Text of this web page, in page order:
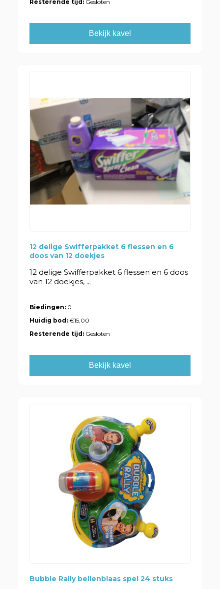
Resterende tijd: Gesloten
Bekijk kavel
12 delige Swifferpakket 6 flessen en 6
doos van 12 doekjes
12 delige Swifferpakket 6 flessen en 6 doos
van 12 doekjes, ...
Biedingen: 0
Huidig bod:€15,00
Resterende tijd: Gesloten
Bekijk kavel
Bubble Rally bellenblaas spel 24 stuks